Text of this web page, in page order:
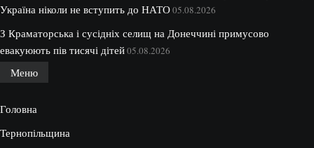
Україна ніколи не вступить до НАТО05.08.2026
З Краматорська і сусідніх селищ на Донеччині примусово
евакуюють пів тисячі дітей05.08.2026
Меню
Головна
Тернопільщина